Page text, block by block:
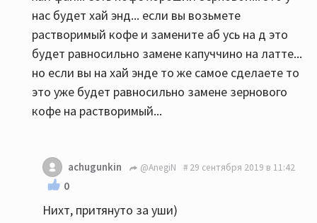
нас будет хай энд... если вы возьмете
растворимый кофе и замените аб усь на д это
будет равносильно замене капуччино на латте...
но если вы на хай энде то же самое сделаете то
это уже будет равносильно замене зернового
кофе на растворимый...
achugunkin @AnegiN 29 сентября 2019 в 11:42
0
Нихт, притянуто за уши)